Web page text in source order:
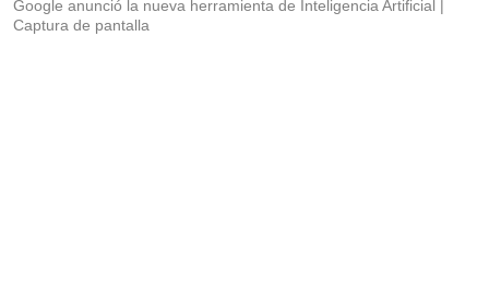
Google anunció la nueva herramienta de Inteligencia Artificial
Captura de pantalla